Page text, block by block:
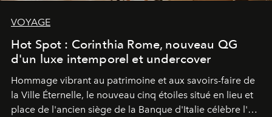
VOYAGE
Hot Spot : Corinthia Rome, nouveau QG
d'un luxe intemporel et undercover
Hommage vibrant au patrimoine et aux savoirs-faire de
la Ville Éternelle, le nouveau cinq étoiles situé en lieu et
place de l'ancien siège de la Banque d'Italie célèbre l'art